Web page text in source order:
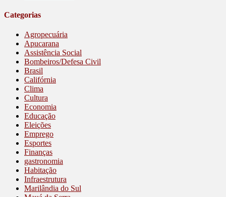
Categorias
Agropecuária
Apucarana
Assistência Social
Bombeiros/Defesa Civil
Brasil
Califórnia
Clima
Cultura
Economia
Educação
Eleições
Emprego
Esportes
Finanças
gastronomia
Habitação
Infraestrutura
Marilândia do Sul